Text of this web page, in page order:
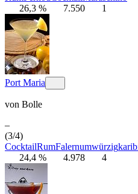
26,3 %
7.550 1
Port Maria
von Bolle
–
(3/4)
CocktailRumFalernumwürzig
24,4 %
4.978 4